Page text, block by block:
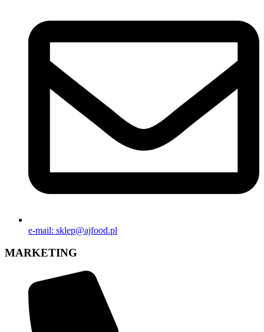
e-mail: sklep@ajfood.pl
MARKETING